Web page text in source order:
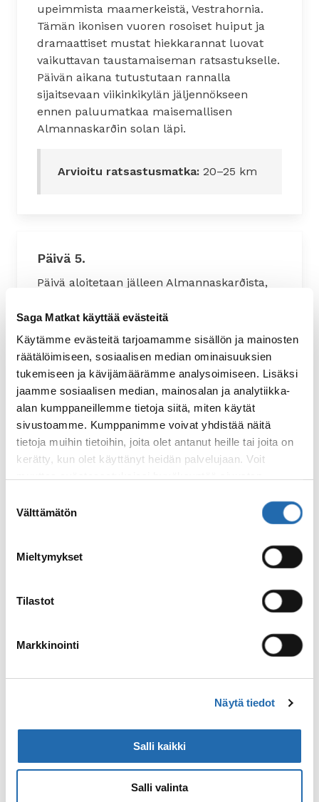
Saga Matkat käyttää evästeitä
Käytämme evästeitä tarjoamamme sisällön ja mainosten
räätälöimiseen, sosiaalisen median ominaisuuksien
tukemiseen ja kävijämäärämme analysoimiseen. Lisäksi
jaamme sosiaalisen median, mainosalan ja analytiikka-
alan kumppaneillemme tietoja siitä, miten käytät
sivustoamme. Kumppanimme voivat yhdistää näitä
tietoja muihin tietoihin, joita olet antanut heille tai joita on
kerätty, kun olet käyttänyt heidän palvelujaan. Voit
valinta
Välttämätön
Mieltymykset
Tilastot
Markkinointi
Näytä tiedot
Salli kaikki
Salli valinta
upeimmista maamerkeistä, Vestrahornia.
Tämän ikonisen vuoren rosoiset huiput ja
dramaattiset mustat hiekkarannat luovat
vaikuttavan taustamaiseman ratsastukselle.
Päivän aikana tutustutaan rannalla
sijaitsevaan viikinkikylän jäljennökseen
ennen paluumatkaa maisemallisen
Almannaskarðin solan läpi.
Arvioitu ratsastusmatka: 20–25 km
Päivä 5.
Päivä aloitetaan jälleen Almannaskarðista,
alueelle, missä vuoristo avautuu
sisämaahan päin. Tämä syrjäinen ja villi
maisema johdattaa Jökulsá-jäätikköjoen yli.
Ylitys on jännittävä kokemus, joka antaa
maistiaisen Islannin kesyttömästä
luonnosta. Päivän päätteeksi ajetaan takaisin
Stafafelliin.
Arvioitu ratsastusmatka:20–25 km
piilotetuista helmistä, missä kullansävyiset
maiseman, jollaista et löydä mistään
muualta. Kanjonista jatketaan Jökulsá-joen
vartta, ennen kuin suunnataan kohti alueen
paljastaessa pehmeät saviset ratsastusreitit
päästään kulkemaan ainutlaatuisessa
maastossa. Illaksi palataan tukikohtaan
Stafafelliin, missä on aika juhlia matkan